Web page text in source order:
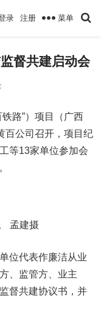
录 注册 菜单
督共建启动会
路”）项目（广西
百公司召开，项目纪
等13家单位参加会
孟建摄
位代表作廉洁从业
、监管方、业主
督共建协议书，并